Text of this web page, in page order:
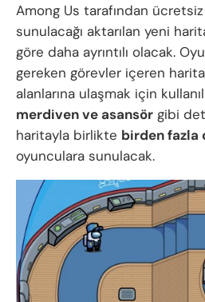
Among Us tarafından ücretsiz
sunulacağı aktarılan yeni
göre daha ayrıntılı olacak.
gereken görevler içeren
alanlarına ulaşmak için
merdiven ve asansör gibi
haritayla birlikte birden fazla
oyunculara sunulacak.